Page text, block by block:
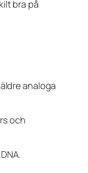
bra på
analoga
och